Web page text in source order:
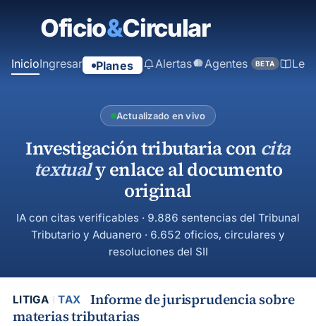
principal
InicioIngresar Planes Alertas Agentes BETA
Actualizado en vivo
Investigación tributaria con cita
textualy enlace al documento
original
IA con citas verificables · 9.886 sentencias del Tribunal
Tributario y Aduanero · 6.652 oficios, circulares y
resoluciones del SII
LITIGA TAX
Informe de jurisprudencia sobre
materias tributarias